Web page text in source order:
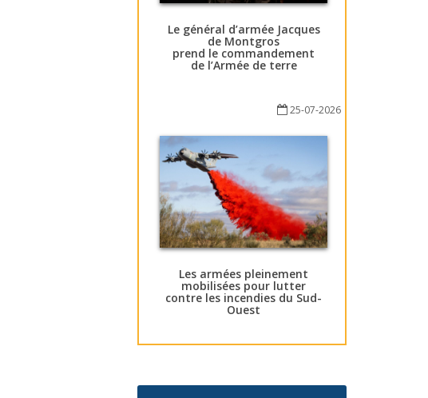
Le général d’armée Jacques
de Montgros
prend le commandement
de l’Armée de terre
25-07-2026
Les armées pleinement
mobilisées pour lutter
contre les incendies du Sud-
Ouest